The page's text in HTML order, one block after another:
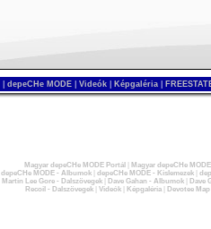
depeCHe MODE Videók Képgaléria
Magyar depeCHe MODE Portál
Magyar depeCHe
depeCHe MODE - Albumok| depeCHe MODE - Kislemezek|
Martin Lee Gore - Dalszövegek| Dave Gahan - Albumok|
Dave
Recoil - Dalszövegek| Videók| Képgaléria| Devotee Map